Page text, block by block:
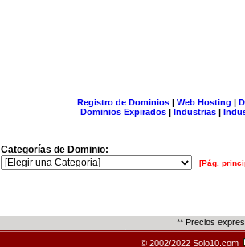
Registro de Dominios| Web Hosting |
Dominios Expirados | Industrias |
Categorías de Dominio:
[Pág.
** Precios
© 2002/2022 Solo10.com